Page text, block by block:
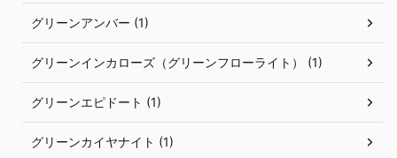
グリーンアンバー (1)
グリーンインカローズ（グリーンフローライト） (1)
グリーンエピドート (1)
グリーンカイヤナイト (1)